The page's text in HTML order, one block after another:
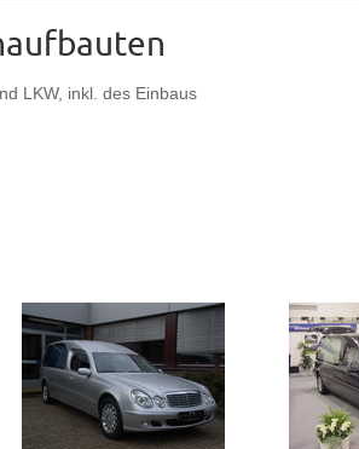
LKW, inkl. des Einbaus